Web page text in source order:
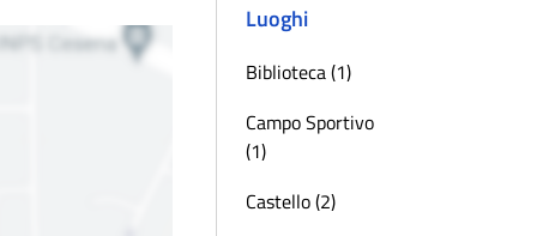
Luoghi
Biblioteca (1)
Campo Sportivo
(1)
Castello (2)